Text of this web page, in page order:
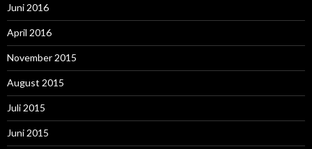
Juni 2016
April 2016
November 2015
August 2015
Juli 2015
Juni 2015